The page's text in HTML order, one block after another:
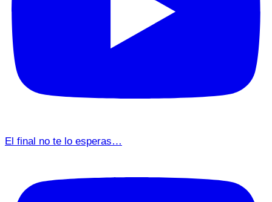
El final no te lo esperas…